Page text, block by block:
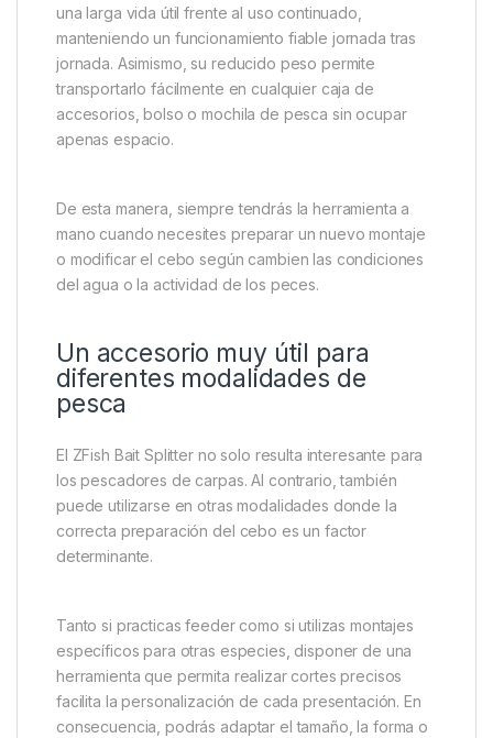
una larga vida útil frente al uso continuado,
manteniendo un funcionamiento fiable jornada tras
jornada. Asimismo, su reducido peso permite
transportarlo fácilmente en cualquier caja de
accesorios, bolso o mochila de pesca sin ocupar
apenas espacio.
De esta manera, siempre tendrás la herramienta a
mano cuando necesites preparar un nuevo montaje
o modificar el cebo según cambien las condiciones
del agua o la actividad de los peces.
Un accesorio muy útil para
diferentes modalidades de
pesca
El ZFish Bait Splitter no solo resulta interesante para
los pescadores de carpas. Al contrario, también
puede utilizarse en otras modalidades donde la
correcta preparación del cebo es un factor
determinante.
Tanto si practicas feeder como si utilizas montajes
específicos para otras especies, disponer de una
herramienta que permita realizar cortes precisos
facilita la personalización de cada presentación. En
consecuencia, podrás adaptar el tamaño, la forma o